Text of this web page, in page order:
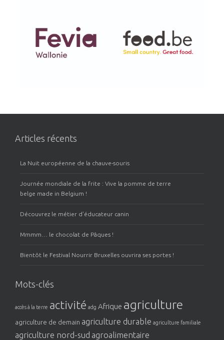
Articles récents
La Nuit européenne de la chauve-souris
Journée mondiale de la frite : Vive la pomme de terre
belge made in Belgium !
Découvrez le métier d’éducateur canin
Mmmm… le chocolat de Pâques !
Bientôt le Festival Nourrir Bruxelles ouvrira ses portes !
Mots-clés
accès à la terre activité adg Afrique agriculture
agriculture de demain agriculture durable agriculture familiale
agriculture nord-sud agroalimentaire